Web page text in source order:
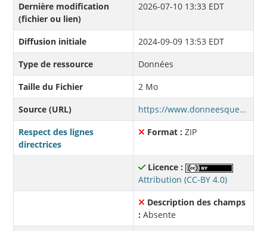
Dernière modification
(fichier ou lien)
2026-07-10 13:33 EDT
Diffusion initiale
2024-09-09 13:53 EDT
Type de ressource
Données
Taille du Fichier
2 Mo
Source (URL)
https://www.donneesquebec.ca/recherche/dataset/2c84537c-0a2f-4e6f-aae8-1664bd92d90b/resource/0e4c9cb4-7ab3-40d2-a3d8-a0ecf5d3165c/download/gtfs.zip
Respect des lignes
directrices
Format : ZIP
Licence :
Attribution (CC-BY 4.0)
Description des champs
: Absente